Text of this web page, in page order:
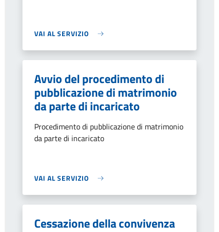
VAI AL SERVIZIO
Avvio del procedimento di
pubblicazione di matrimonio
da parte di incaricato
Procedimento di pubblicazione di matrimonio
da parte di incaricato
VAI AL SERVIZIO
Cessazione della convivenza